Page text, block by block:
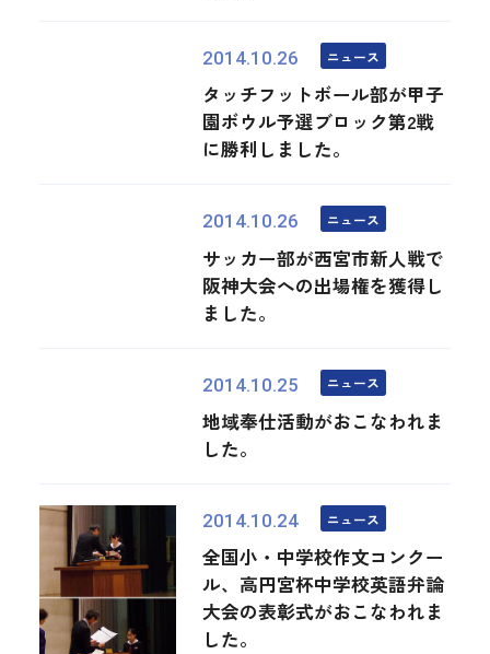
2014.10.26 ニュース
タッチフットボール部が甲子
園ボウル予選ブロック第2戦
に勝利しました。
2014.10.26 ニュース
サッカー部が西宮市新人戦で
阪神大会への出場権を獲得し
ました。
2014.10.25 ニュース
地域奉仕活動がおこなわれま
した。
2014.10.24 ニュース
全国小・中学校作文コンクー
ル、高円宮杯中学校英語弁論
大会の表彰式がおこなわれま
した。